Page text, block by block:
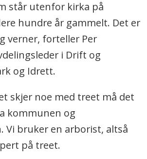
står utenfor kirka på
hundre år gammelt. Det er
verner, forteller Per
i Drift og
og Idrett.
skjer noe med treet må det
kommunen og
Vi bruker en arborist, altså
på treet.